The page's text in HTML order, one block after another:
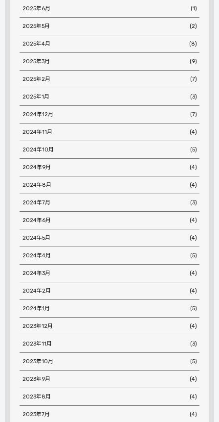
2025年6月 (1)
2025年5月 (2)
2025年4月 (8)
2025年3月 (9)
2025年2月 (7)
2025年1月 (3)
2024年12月 (7)
2024年11月 (4)
2024年10月 (5)
2024年9月 (4)
2024年8月 (4)
2024年7月 (3)
2024年6月 (4)
2024年5月 (4)
2024年4月 (5)
2024年3月 (4)
2024年2月 (4)
2024年1月 (5)
2023年12月 (4)
2023年11月 (3)
2023年10月 (5)
2023年9月 (4)
2023年8月 (4)
2023年7月 (4)